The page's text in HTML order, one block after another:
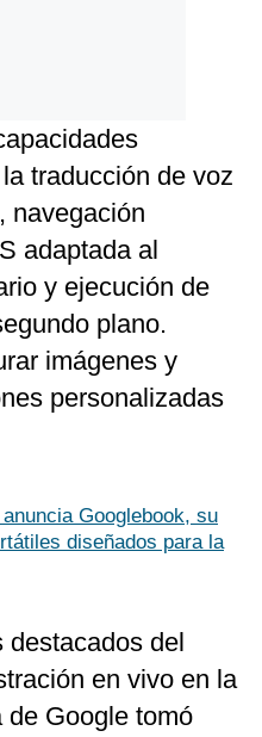
traducción de voz
navegación
adaptada al
y ejecución de
plano.
imágenes y
personalizadas
Googlebook, su
diseñados para la
del
en vivo en la
de Google tomó